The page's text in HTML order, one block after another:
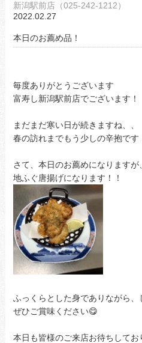
新潟駅前店（025-242-1212）
2022.02.27
本日のお薦め品！
毎度ありがとうございます
富寿し新潟駅前店でございます！
まだまだ寒い日が続きますね、、
春の訪れまでもう少しの辛抱です
さて、本日のお薦めになりますが、
地ふぐ唐揚げになります！！
ふっくらとした身でありながら
ぜひご賞味ください😋
本日も皆様のご来店お待ちしてお